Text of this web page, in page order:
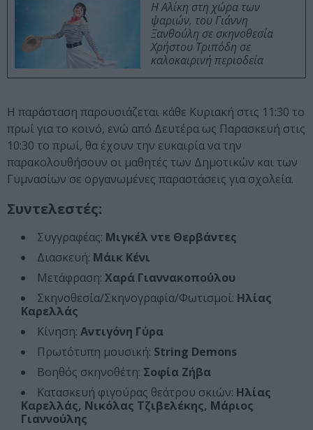
Η Αλίκη στη χώρα των
ψαριών, του Γιάννη
Ξανθούλη σε σκηνοθεσία
Χρήστου Τριπόδη σε
καλοκαιρινή περιοδεία
Η παράσταση παρουσιάζεται κάθε Κυριακή στις 11:30 το
πρωί για το κοινό, ενώ από Δευτέρα ως Παρασκευή στις
10:30 το πρωί, θα έχουν την ευκαιρία να την
παρακολουθήσουν οι μαθητές των Δημοτικών και των
Γυμνασίων σε οργανωμένες παραστάσεις για σχολεία.
Συντελεστές:
Συγγραφέας: Μιγκέλ ντε Θερβάντες
Διασκευή: Μάικ Κένι
Μετάφραση: Χαρά Γιαννακοπούλου
Σκηνοθεσία/Σκηνογραφία/Φωτισμοί: Ηλίας
Καρελλάς
Κίνηση: Αντιγόνη Γύρα
Πρωτότυπη μουσική: String Demons
Βοηθός σκηνοθέτη: Σοφία Ζήβα
Κατασκευή φιγούρας θεάτρου σκιών: Ηλίας
Καρελλάς, Νικόλας Τζιβελέκης, Μάριος
Γιαννούλης